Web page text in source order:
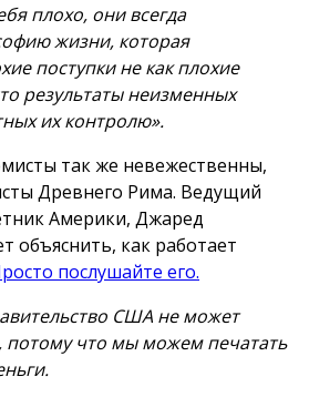
плохо, они всегда
жизни, которая
поступки не как плохие
результаты неизменных
их контролю».
так же невежественны,
Древнего Рима. Ведущий
Америки, Джаред
объяснить, как работает
послушайте его.
США не может
потому что мы можем печатать